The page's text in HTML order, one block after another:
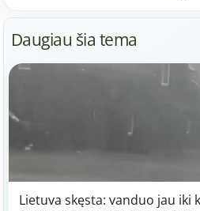
Daugiau šia tema
Lietuva skęsta: vanduo jau iki